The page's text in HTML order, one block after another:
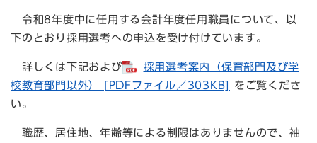
令和8年度中に任用する会計年度任用職員について、以
下のとおり採用選考への申込を受け付けています。
詳しくは下記および
採用選考案内（保育部門及び学
校教育部門以外） [PDFファイル／303KB]
をご覧くださ
い。
職歴、居住地、年齢等による制限はありませんので、袖